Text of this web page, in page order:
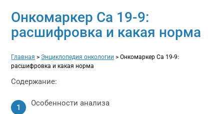
Онкомаркер Са 19-9:
расшифровка и какая норма
Главная > Энциклопедия онкологии >Онкомаркер Са 19-9:
расшифровка и какая норма
Содержание:
Особенности анализа